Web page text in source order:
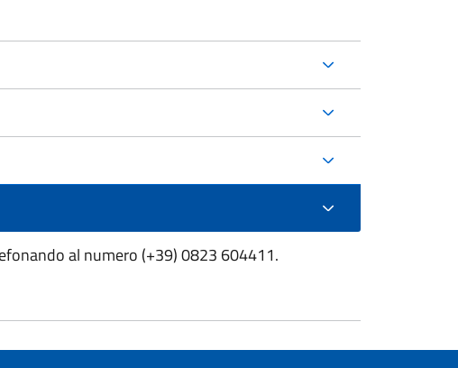
al numero (+39) 0823 604411.